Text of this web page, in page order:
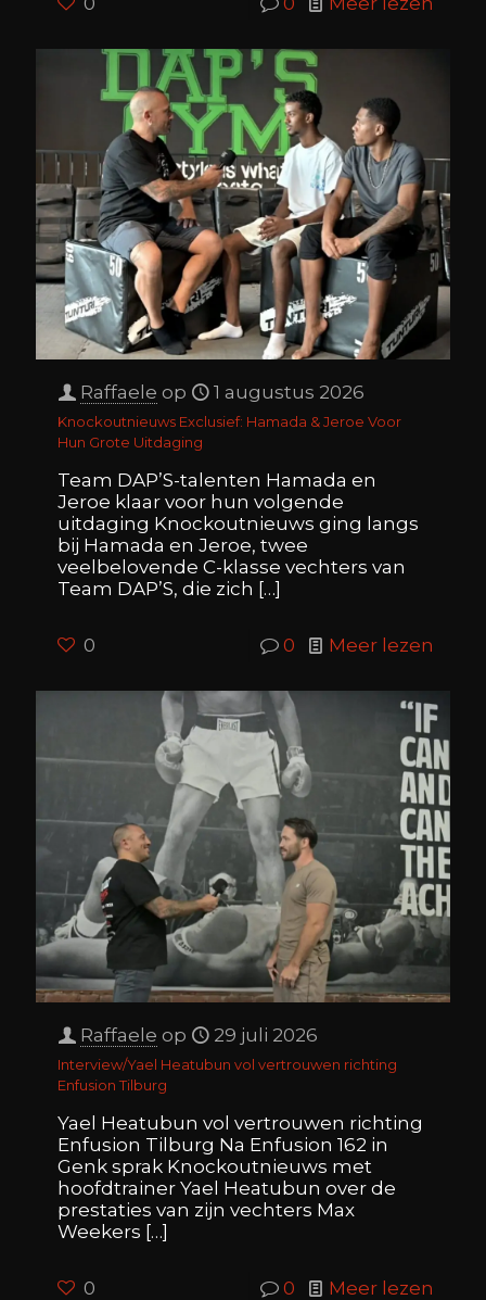
Raffaele op 1 augustus 2026
Knockoutnieuws Exclusief: Hamada & Jeroe Voor
Hun Grote Uitdaging
Team DAP’S-talenten Hamada en
Jeroe klaar voor hun volgende
uitdaging Knockoutnieuws ging langs
bij Hamada en Jeroe, twee
veelbelovende C-klasse vechters van
Team DAP’S, die zich […]
0 0 Meer lezen
Raffaele op 29 juli 2026
Interview/Yael Heatubun vol vertrouwen richting
Enfusion Tilburg
Yael Heatubun vol vertrouwen richting
Enfusion Tilburg Na Enfusion 162 in
Genk sprak Knockoutnieuws met
hoofdtrainer Yael Heatubun over de
prestaties van zijn vechters Max
Weekers […]
0 0 Meer lezen